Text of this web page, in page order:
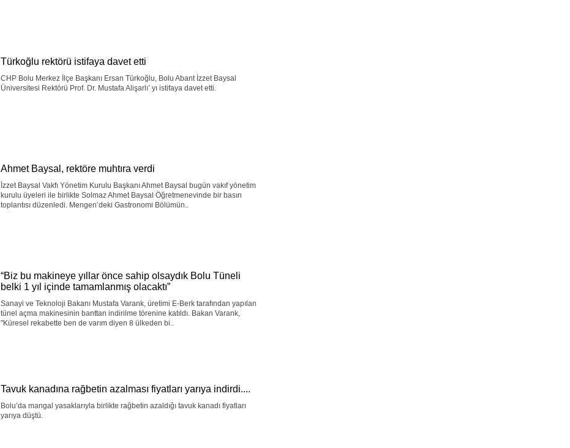
Türkoğlu rektörü istifaya davet etti
CHP Bolu Merkez İlçe Başkanı Ersan Türkoğlu, Bolu Abant İzzet Baysal
Üniversitesi Rektörü Prof. Dr. Mustafa Alişarlı’ yı istifaya davet etti.
Ahmet Baysal, rektöre muhtıra verdi
İzzet Baysal Vakfı Yönetim Kurulu Başkanı Ahmet Baysal bugün vakıf yönetim
kurulu üyeleri ile birlikte Solmaz Ahmet Baysal Öğretmenevinde bir basın
toplantısı düzenledi. Mengen’deki Gastronomi Bölümün..
“Biz bu makineye yıllar önce sahip olsaydık Bolu Tüneli
belki 1 yıl içinde tamamlanmış olacaktı”
Sanayi ve Teknoloji Bakanı Mustafa Varank, üretimi E-Berk tarafından yapılan
tünel açma makinesinin banttan indirilme törenine katıldı. Bakan Varank,
"Küresel rekabette ben de varım diyen 8 ülkeden bi..
Tavuk kanadına rağbetin azalması fiyatları yarıya indirdi....
Bolu’da mangal yasaklarıyla birlikte rağbetin azaldığı tavuk kanadı fiyatları
yarıya düştü.